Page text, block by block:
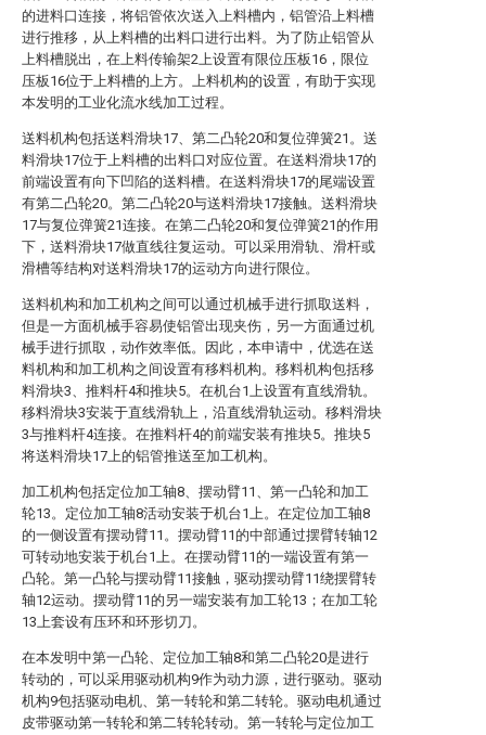
的进料口连接，将铝管依次送入上料槽内，铝管沿上料槽
进行推移，从上料槽的出料口进行出料。为了防止铝管从
上料槽脱出，在上料传输架2上设置有限位压板16，限位
压板16位于上料槽的上方。上料机构的设置，有助于实现
本发明的工业化流水线加工过程。
送料机构包括送料滑块17、第二凸轮20和复位弹簧21。送
料滑块17位于上料槽的出料口对应位置。在送料滑块17的
前端设置有向下凹陷的送料槽。在送料滑块17的尾端设置
有第二凸轮20。第二凸轮20与送料滑块17接触。送料滑块
17与复位弹簧21连接。在第二凸轮20和复位弹簧21的作用
下，送料滑块17做直线往复运动。可以采用滑轨、滑杆或
滑槽等结构对送料滑块17的运动方向进行限位。
送料机构和加工机构之间可以通过机械手进行抓取送料，
但是一方面机械手容易使铝管出现夹伤，另一方面通过机
械手进行抓取，动作效率低。因此，本申请中，优选在送
料机构和加工机构之间设置有移料机构。移料机构包括移
料滑块3、推料杆4和推块5。在机台1上设置有直线滑轨。
移料滑块3安装于直线滑轨上，沿直线滑轨运动。移料滑块
3与推料杆4连接。在推料杆4的前端安装有推块5。推块5
将送料滑块17上的铝管推送至加工机构。
加工机构包括定位加工轴8、摆动臂11、第一凸轮和加工
轮13。定位加工轴8活动安装于机台1上。在定位加工轴8
的一侧设置有摆动臂11。摆动臂11的中部通过摆臂转轴12
可转动地安装于机台1上。在摆动臂11的一端设置有第一
凸轮。第一凸轮与摆动臂11接触，驱动摆动臂11绕摆臂转
轴12运动。摆动臂11的另一端安装有加工轮13；在加工轮
13上套设有压环和环形切刀。
在本发明中第一凸轮、定位加工轴8和第二凸轮20是进行
转动的，可以采用驱动机构9作为动力源，进行驱动。驱动
机构9包括驱动电机、第一转轮和第二转轮。驱动电机通过
皮带驱动第一转轮和第二转轮转动。第一转轮与定位加工